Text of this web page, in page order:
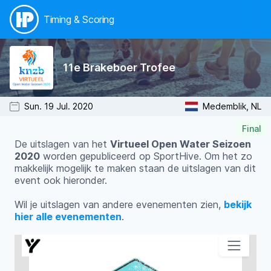
Timing & Scoring
Sun. 19 Jul. 2020 Medemblik, NL
11e Brakeboer Trofee
Final
De uitslagen van het Virtueel Open Water Seizoen
2020 worden gepubliceerd op SportHive. Om het zo
makkelijk mogelijk te maken staan de uitslagen van dit
event ook hieronder.
Wil je uitslagen van andere evenementen zien, bekijk
hier alle evenementen.